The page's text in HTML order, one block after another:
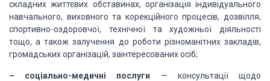
складних життєвих обставинах, організація індивідуального
навчального, виховного та корекційного процесів, дозвілля,
спортивно-оздоровчої, технічної та художньої діяльності
тощо, а також залучення до роботи різноманітних закладів,
громадських організацій, заінтересованих осіб;
– соціально-медичні послуги — консультації щодо